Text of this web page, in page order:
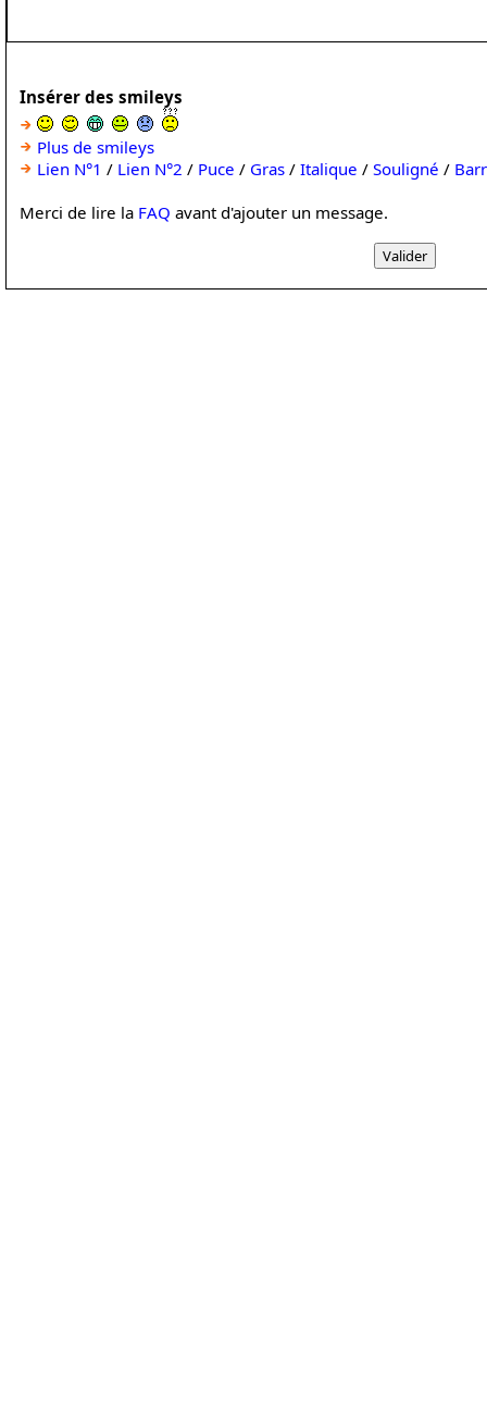
Insérer des smileys
Plus de smileys
Lien N°1 / Lien N°2 / Puce / Gras / Italique / Souligné /
Merci de lire la FAQ avant d'ajouter un message.